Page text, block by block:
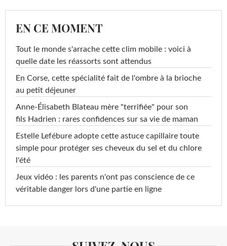
EN CE MOMENT
Tout le monde s'arrache cette clim mobile : voici à
quelle date les réassorts sont attendus
En Corse, cette spécialité fait de l'ombre à la brioche
au petit déjeuner
Anne-Élisabeth Blateau mère "terrifiée" pour son
fils Hadrien : rares confidences sur sa vie de maman
Estelle Lefébure adopte cette astuce capillaire toute
simple pour protéger ses cheveux du sel et du chlore
l'été
Jeux vidéo : les parents n'ont pas conscience de ce
véritable danger lors d'une partie en ligne